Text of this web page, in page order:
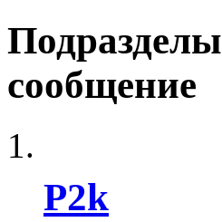
Подразделы
сообщение
P2k